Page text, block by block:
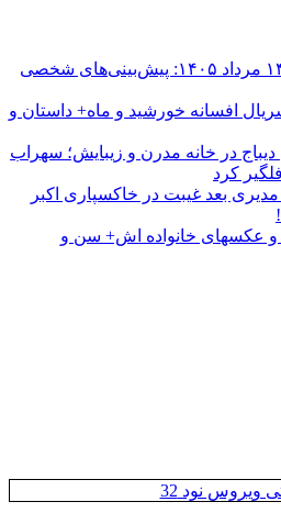
فال روزانه چهارشنبه ۱۴ مرداد ۱۴۰۵: پیش‌بینی‌های شخصی
افسانه خورشید و ماه+ داستان و
در خانه مدرن و زیبایش؛ سهراب
کرد
بعد غیبت در خاکسپاری اکبر
و عکسهای خانواده اش+ سن و
ویروس نود 32